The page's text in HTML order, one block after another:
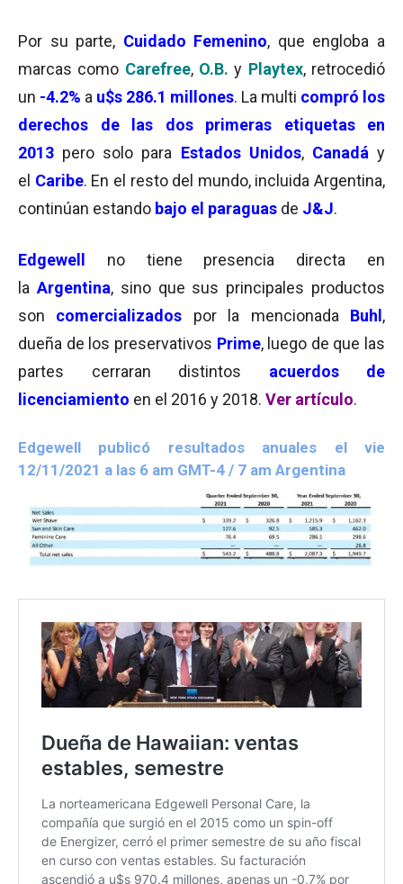
Por su parte, Cuidado Femenino, que engloba a
marcas como Carefree,O.B.y Playtex, retrocedió
un -4.2% a u$s 286.1 millones. La multi compró l os
derechos de las dos primeras etiquetas en
2013 pero solo para Estados Unidos, Canadá y
el Caribe. En el resto del mundo, incluida Argentina,
continúan estando bajo el paraguas de J&J.
Edgewell
no tiene presencia directa en
la Argentina, sino que sus principales productos
son comercializados por la mencionada Buhl ,
dueña de los preservativos Prime, luego de que las
partes cerraran distintos
acuerdos de
licenciamiento en el 2016 y 2018. Ver artículo.
Edgewell publicó resultados anuales el vie
12/11/2021 a las 6 am GMT-4 / 7 am Argentina